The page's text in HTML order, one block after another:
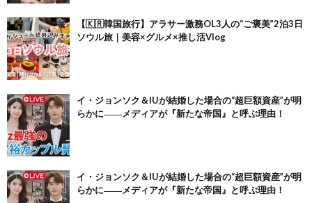
【🇰🇷韓国旅行】アラサー激務OL3人の“ご褒美”2泊3日
ソウル旅｜美容×グルメ×推し活Vlog
イ・ジョンソク＆IUが結婚した場合の“超巨額資産”が明
らかに――メディアが『新たな帝国』と呼ぶ理由！
イ・ジョンソク＆IUが結婚した場合の“超巨額資産”が明
らかに――メディアが『新たな帝国』と呼ぶ理由！